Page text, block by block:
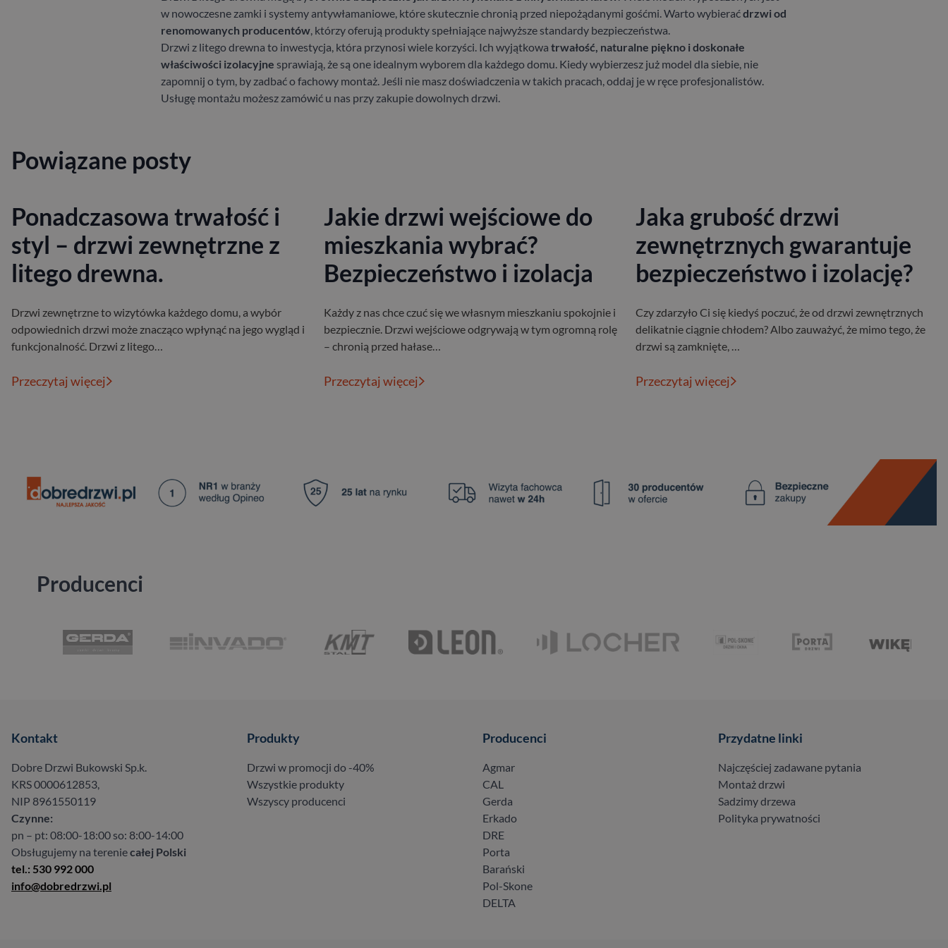
w nowoczesne zamki i systemy antywłamaniowe, które skutecznie chronią przed niepożądanymi gośćmi. Warto wybieraćdrzwi od
renomowanych producentów, którzy oferują produkty spełniające najwyższe standardy bezpieczeństwa.
Drzwi z litego drewna to inwestycja, która przynosi wiele korzyści. Ich wyjątkowa trwałość, naturalne piękno i doskonałe
właściwości izolacyjne sprawiają, że są one idealnym wyborem dla każdego domu. Kiedy wybierzesz już model dla siebie, nie
zapomnij o tym, by zadbać o fachowy montaż. Jeśli nie masz doświadczenia w takich pracach, oddaj je w ręce profesjonalistów.
Usługę montażu możesz zamówić u nas przy zakupie dowolnych drzwi.
Powiązane posty
Ponadczasowa trwałość i
styl – drzwi zewnętrzne z
litego drewna.
Drzwi zewnętrzne to wizytówka każdego domu, a wybór
odpowiednich drzwi może znacząco wpłynąć na jego wygląd i
funkcjonalność. Drzwi z litego…
Przeczytaj więcej
Jakie drzwi wejściowe do
mieszkania wybrać?
Bezpieczeństwo i izolacja
Każdy z nas chce czuć się we własnym mieszkaniu spokojnie i
bezpiecznie. Drzwi wejściowe odgrywają w tym ogromną rolę
– chronią przed hałase…
Przeczytaj więcej
Jaka grubość drzwi
zewnętrznych gwarantuje
bezpieczeństwo i izolację?
Czy zdarzyło Ci się kiedyś poczuć, że od drzwi zewnętrznych
delikatnie ciągnie chłodem? Albo zauważyć, że mimo tego, że
drzwi są zamknięte, …
Przeczytaj więcej
Producenci
Kontakt
Dobre Drzwi Bukowski Sp.k.
KRS 0000612853,
NIP 8961550119
Czynne:
pn – pt: 08:00-18:00 so: 8:00-14:00
Obsługujemy na tereniecałej Polski
tel.: 530 992 000
info@dobredrzwi.pl
Produkty
Drzwi w promocji do -40%
Wszystkie produkty
Wszyscy producenci
Producenci
Agmar
CAL
Gerda
Erkado
DRE
Porta
Barański
Pol-Skone
DELTA
Przydatne linki
Najczęściej zadawane pytania
Montaż drzwi
Sadzimy drzewa
Polityka prywatności